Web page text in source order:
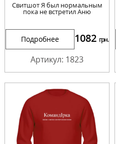
Свитшот Я был нормальным
пока не встретил Аню
Подробнее 1082 грн.
Артикул: 1823